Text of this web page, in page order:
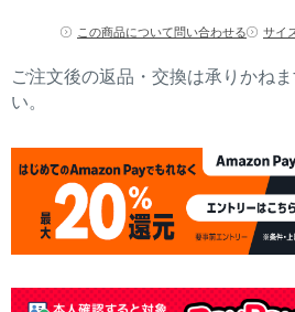
この商品について問い合わせる サイ
ご注文後の返品・交換は承りかね
い。